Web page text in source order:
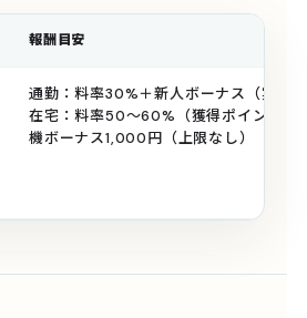
報酬目安
通勤：料率30%＋新人ボーナス（実質
在宅：料率50〜60%（獲得ポイント変
機ボーナス1,000円（上限なし）